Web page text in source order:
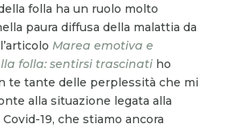
folla ha un ruolo molto
paura diffusa della malattia da
Marea emotiva e
folla: sentirsi trascinatiho
te tante delle perplessità che mi
alla situazione legata alla
19, che stiamo ancora